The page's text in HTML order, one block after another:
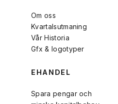
Om oss
Kvartalsutmaning
Vår Historia
Gfx & logotyper
EHANDEL
Spara pengar och